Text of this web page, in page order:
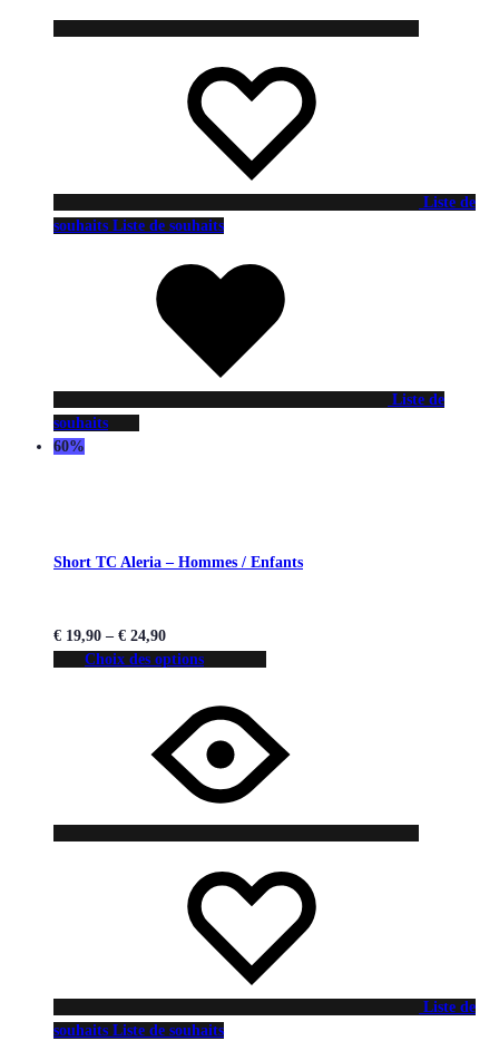
Liste de
souhaits Liste de souhaits
Liste de
souhaits
60%
Short TC Aleria – Hommes / Enfants
€ 19,90 – € 24,90
Choix des options
Liste de
souhaits Liste de souhaits